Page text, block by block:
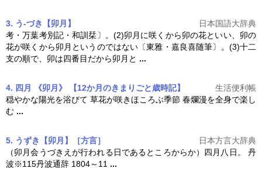
3. う‐づき【卯月】
日本国語大辞典
考・万葉考別記・和訓栞〕。(2)卯月 に咲くから卯の花といい、卯の
花が咲くから卯月 というのではない〔東雅・嘉良喜随筆〕。(3)十二
支の順で、卯は四番目だから卯月 と ...
4. 四月 《卯月》 【12か月のきまりごと歳時記】
生活便利帳
穏やかな陽光を浴びて 草花が咲きほころぶ季節 春爛漫を全身で楽し
む ...
5. うずき【卯月】［方言］
日本方言大辞典
（卯月会うづきえが行われる日であるところからか）四月八日。 丹
波※115丹波通辞 1804～11 ...